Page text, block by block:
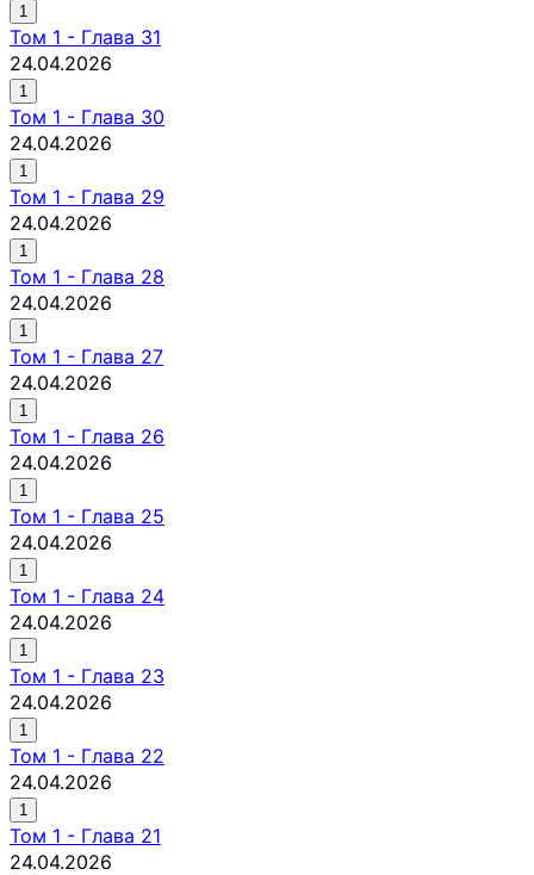
1
Том 1 - Глава 31
24.04.2026
1
Том 1 - Глава 30
24.04.2026
1
Том 1 - Глава 29
24.04.2026
1
Том 1 - Глава 28
24.04.2026
1
Том 1 - Глава 27
24.04.2026
1
Том 1 - Глава 26
24.04.2026
1
Том 1 - Глава 25
24.04.2026
1
Том 1 - Глава 24
24.04.2026
1
Том 1 - Глава 23
24.04.2026
1
Том 1 - Глава 22
24.04.2026
1
Том 1 - Глава 21
24.04.2026